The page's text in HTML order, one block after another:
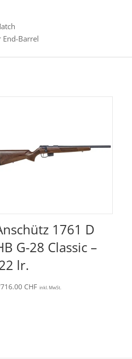
End-Barrel
1761 D
G-28 Classic –
lr.
CHF inkl. MwSt.